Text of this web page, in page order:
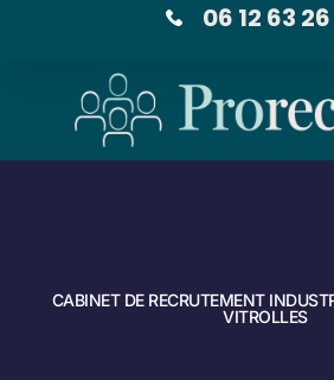
06 12 63
CABINET DE RECRUTEMENT
VITROLLES